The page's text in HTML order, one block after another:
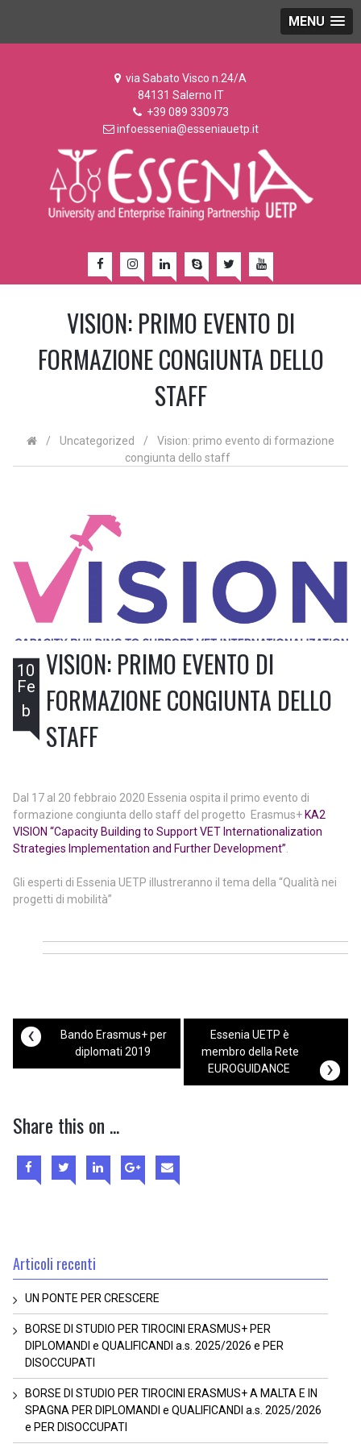
MENU
via Sabato Visco n.24/A
84131 Salerno IT
+39 089 330973
infoessenia@esseniauetp.it
VISION: PRIMO EVENTO DI
FORMAZIONE CONGIUNTA DELLO
STAFF
/ Uncategorized /
Vision: primo evento di formazione
congiunta dello staff
10
Fe
b
VISION: PRIMO EVENTO DI
FORMAZIONE CONGIUNTA DELLO
STAFF
Dal 17 al 20 febbraio 2020 Essenia ospita il primo evento di
formazione congiunta dello staff del progetto Erasmus+KA2
VISION “Capacity Building to Support VET Internationalization
Strategies Implementation and Further Development”
Gli esperti di Essenia UETP illustreranno il tema della “Qualità nei
progetti di mobilità”
‹
Bando Erasmus+ per
diplomati 2019
Essenia UETP è
membro della Rete
EUROGUIDANCE
›
Share this on ...
Articoli recenti
UN PONTE PER CRESCERE
BORSE DI STUDIO PER TIROCINI ERASMUS+ PER
DIPLOMANDI e QUALIFICANDI a.s. 2025/2026 e PER
DISOCCUPATI
BORSE DI STUDIO PER TIROCINI ERASMUS+ A MALTA E IN
SPAGNA PER DIPLOMANDI e QUALIFICANDI a.s. 2025/2026
e PER DISOCCUPATI